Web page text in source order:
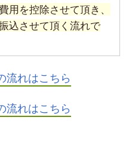
用を控除させて頂き、
込させて頂く流れで
流れはこちら
流れはこちら